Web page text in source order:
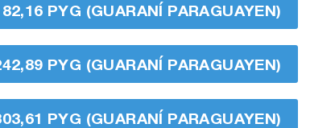
PYG (GUARANÍ PARAGUAYEN)
PYG (GUARANÍ PARAGUAYEN)
PYG (GUARANÍ PARAGUAYEN)